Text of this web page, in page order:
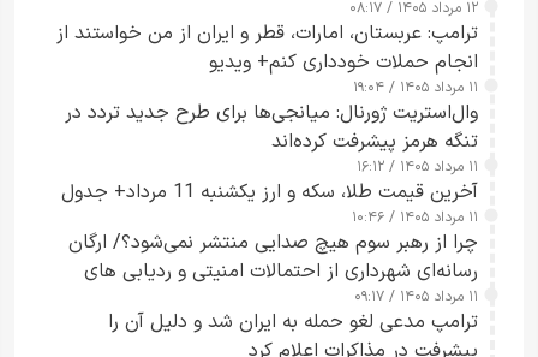
۱۲ مرداد ۱۴۰۵ / ۰۸:۱۷
ترامپ: عربستان، امارات، قطر و ایران از من خواستند از
انجام حملات خودداری کنم+ ویدیو
۱۱ مرداد ۱۴۰۵ / ۱۹:۰۴
وال‌استریت ژورنال: میانجی‌ها برای طرح جدید تردد در
تنگه هرمز پیشرفت کرده‌اند
۱۱ مرداد ۱۴۰۵ / ۱۶:۱۲
آخرین قیمت طلا، سکه و ارز یکشنبه 11 مرداد+ جدول
۱۱ مرداد ۱۴۰۵ / ۱۰:۴۶
چرا از رهبر سوم هیچ صدایی منتشر نمی‌شود؟/ ارگان
رسانه‌ای شهرداری از احتمالات امنیتی و ردیابی های
جاسوسی گفت
۱۱ مرداد ۱۴۰۵ / ۰۹:۱۷
ترامپ مدعی لغو حمله به ایران شد و دلیل آن را
پیشرفت در مذاکرات اعلام کرد